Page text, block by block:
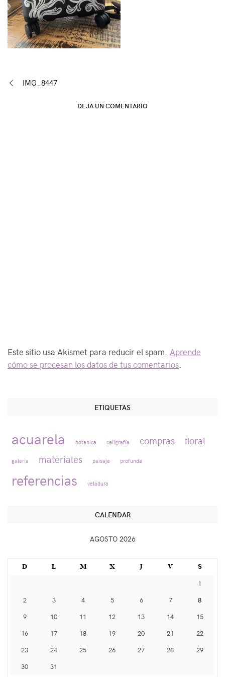
Navegación
IMG_8447
DEJA UN COMENTARIO
Este sitio usa Akismet para reducir el spam. Aprende
cómo se procesan los datos de tus comentarios
ETIQUETAS
acuarela botanica caligrafía compras floral
galeria materiales paisaje profunda
referencias veladura
CALENDAR
AGOSTO 2026
D L M X J V
S
1
2
3 4 5 6 7
8
9
10 11 12 13 14
15
16
17 18 19 20 21
22
23
24 25 26 27 28
29
30
31